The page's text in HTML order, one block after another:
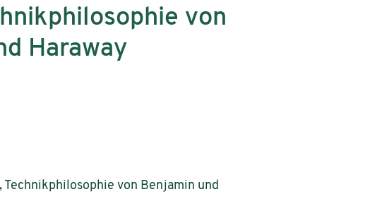
von
Haraway
von Benjamin und